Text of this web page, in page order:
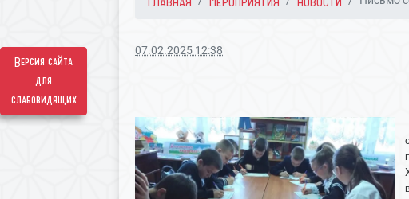
Версия сайта
для
слабовидящих
07.02.2025 12:38